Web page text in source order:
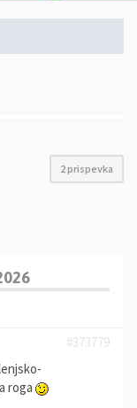
2 prispevka
#373779
roga